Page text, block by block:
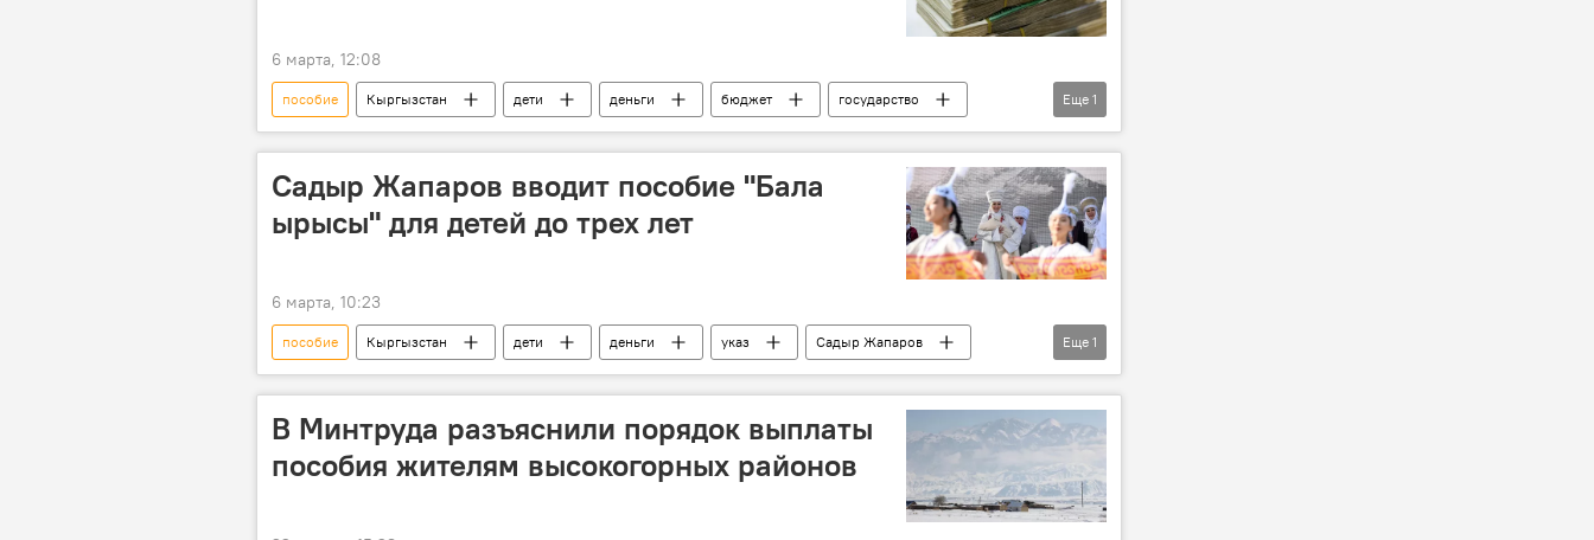
6 марта, 12:08
пособие Кыргызстан дети деньги бюджет
государство
Садыр Жапаров
Еще 1
Садыр Жапаров вводит пособие "Бала
ырысы" для детей до трех лет
6 марта, 10:23
пособие Кыргызстан дети деньги указ
Садыр Жапаров
поддержка
Еще 1
В Минтруда разъяснили порядок выплаты
пособия жителям высокогорных районов